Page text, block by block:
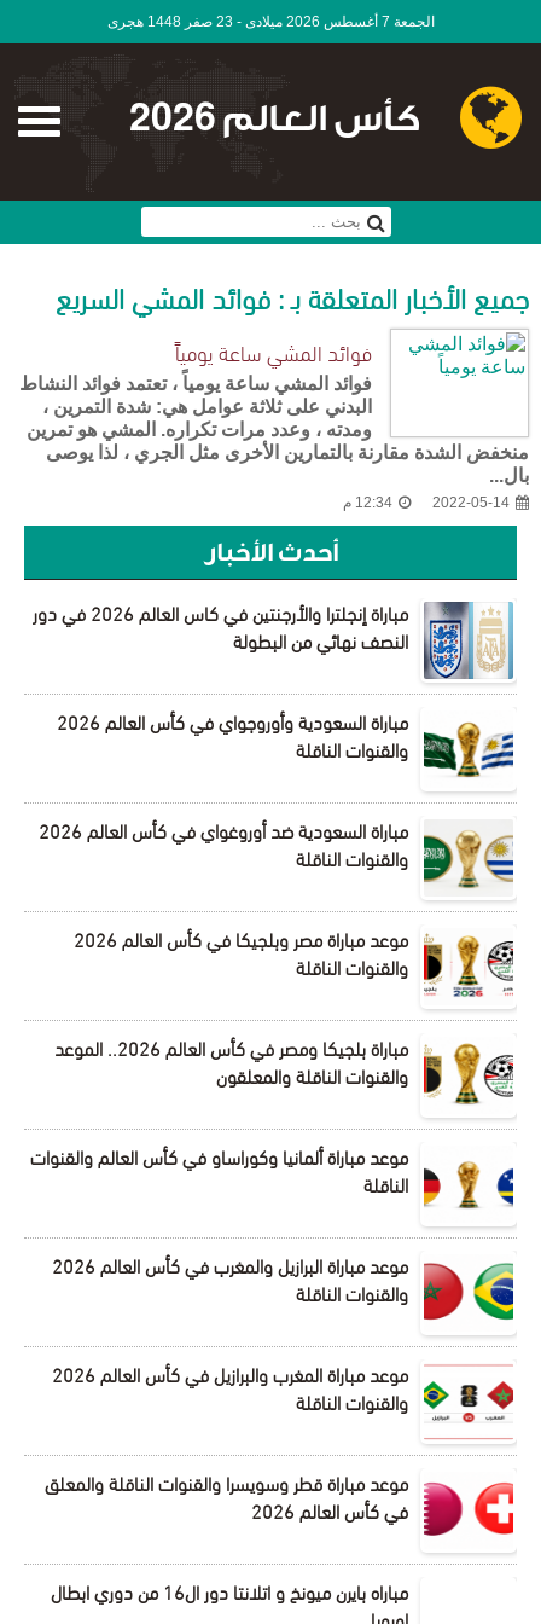
الجمعة 7 أغسطس 2026 ميلادى - 23 صفر 1448 هجرى
كأس العالم 2026
جميع الأخبار المتعلقة بـ : فوائد المشي السريع
فوائد المشي ساعة يومياً
فوائد المشي ساعة يومياً ، تعتمد فوائد النشاط
البدني على ثلاثة عوامل هي: شدة التمرين ،
ومدته ، وعدد مرات تكراره. المشي هو تمرين
منخفض الشدة مقارنة بالتمارين الأخرى مثل الجري ، لذا يوصى
بال...
2022-05-14 12:34 م
أحدث الأخبار
مباراة إنجلترا والأرجنتين في كاس العالم 2026 في دور
النصف نهائي من البطولة
مباراة السعودية وأوروجواي في كأس العالم 2026
والقنوات الناقلة
مباراة السعودية ضد أوروغواي في كأس العالم 2026
والقنوات الناقلة
موعد مباراة مصر وبلجيكا في كأس العالم 2026
والقنوات الناقلة
مباراة بلجيكا ومصر في كأس العالم 2026.. الموعد
والقنوات الناقلة والمعلقون
موعد مباراة ألمانيا وكوراساو في كأس العالم والقنوات
الناقلة
موعد مباراة البرازيل والمغرب في كأس العالم 2026
والقنوات الناقلة
موعد مباراة المغرب والبرازيل في كأس العالم 2026
والقنوات الناقلة
موعد مباراة قطر وسويسرا والقنوات الناقلة والمعلق
في كأس العالم 2026
مباراه بايرن ميونخ و اتلانتا دور ال16 من دوري ابطال